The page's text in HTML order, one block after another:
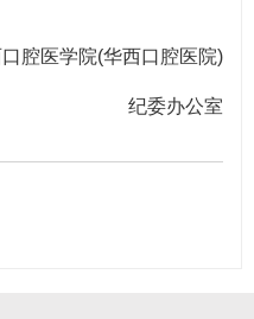
腔医学院(华西口腔医院)
纪委办公室